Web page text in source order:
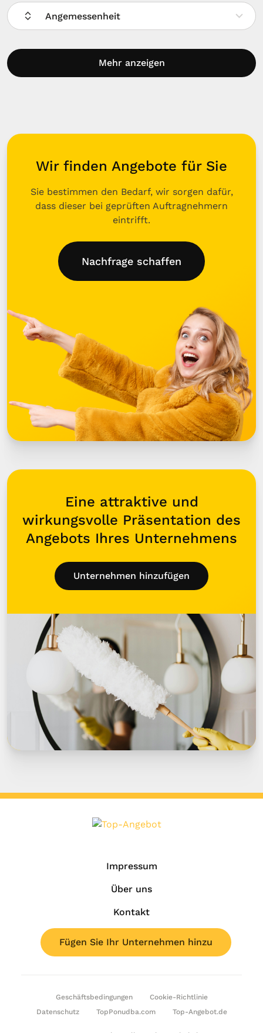
Angemessenheit
Mehr anzeigen
Wir finden Angebote für Sie
Sie bestimmen den Bedarf, wir sorgen dafür,
dass dieser bei geprüften Auftragnehmern
eintrifft.
Nachfrage schaffen
Eine attraktive und
wirkungsvolle Präsentation des
Angebots Ihres Unternehmens
Unternehmen hinzufügen
Impressum
Über uns
Kontakt
Fügen Sie Ihr Unternehmen hinzu
Geschäftsbedingungen
Cookie-Richtlinie
Datenschutz
TopPonudba.com Top-Angebot.de